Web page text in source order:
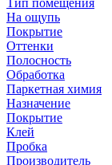
Тип помещения
На ощупь
Покрытие
Оттенки
Полосность
Обработка
Паркетная химия
Назначение
Покрытие
Клей
Пробка
Производитель